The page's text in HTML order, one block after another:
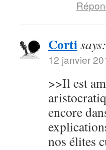
Cortisays:
12 janvier
>>Il est
encore
nos élites